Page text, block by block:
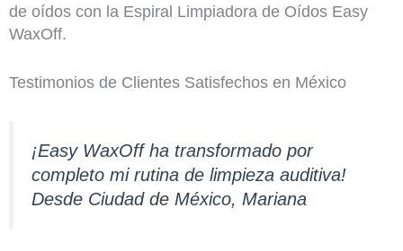
de oídos con la Espiral Limpiadora de Oídos Easy
WaxOff.
Testimonios de Clientes Satisfechos en México
¡Easy WaxOff ha transformado por
completo mi rutina de limpieza auditiva!
Desde Ciudad de México, Mariana